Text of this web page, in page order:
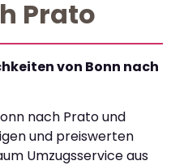
Prato
von Bonn nach
nach Prato und
und preiswerten
Umzugsservice aus